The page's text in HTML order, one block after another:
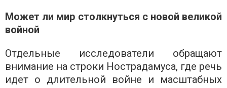
Может ли мир столкнуться с новой великой
войной
Отдельные исследователи обращают
внимание на строки Нострадамуса, где речь
идет о длительной войне и масштабных